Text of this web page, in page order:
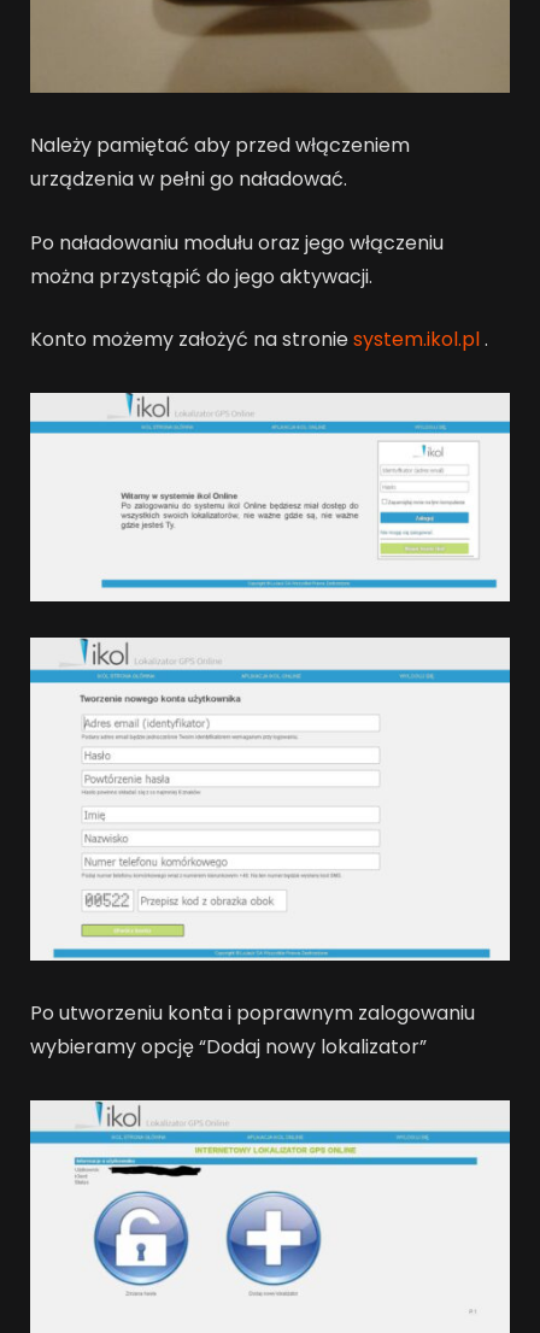
Należy pamiętać aby przed włączeniem
urządzenia w pełni go naładować.
Po naładowaniu modułu oraz jego włączeniu
można przystąpić do jego aktywacji.
Konto możemy założyć na stroniesystem.ikol.pl.
Po utworzeniu konta i poprawnym zalogowaniu
wybieramy opcję “Dodaj nowy lokalizator”